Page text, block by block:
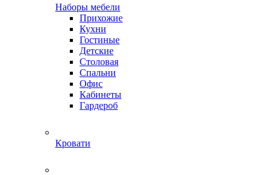
Наборы мебели
Прихожие
Кухни
Гостиные
Детские
Столовая
Спальни
Офис
Кабинеты
Гардероб
Кровати